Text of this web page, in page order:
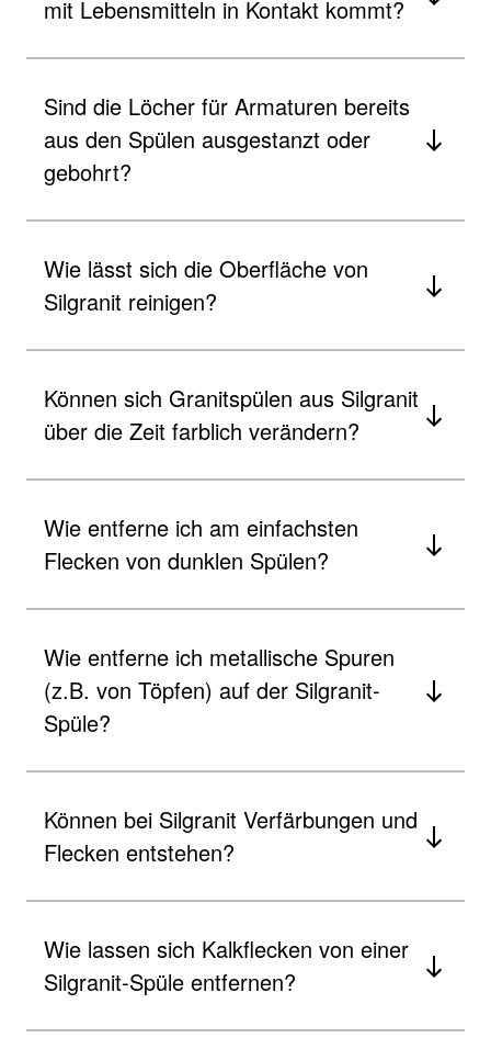
mit Lebensmitteln in Kontakt kommt?
Sind die Löcher für Armaturen bereits
aus den Spülen ausgestanzt oder
gebohrt?
Wie lässt sich die Oberfläche von
Silgranit reinigen?
Können sich Granitspülen aus Silgranit
über die Zeit farblich verändern?
Wie entferne ich am einfachsten
Flecken von dunklen Spülen?
Wie entferne ich metallische Spuren
(z.B. von Töpfen) auf der Silgranit-
Spüle?
Können bei Silgranit Verfärbungen und
Flecken entstehen?
Wie lassen sich Kalkflecken von einer
Silgranit-Spüle entfernen?